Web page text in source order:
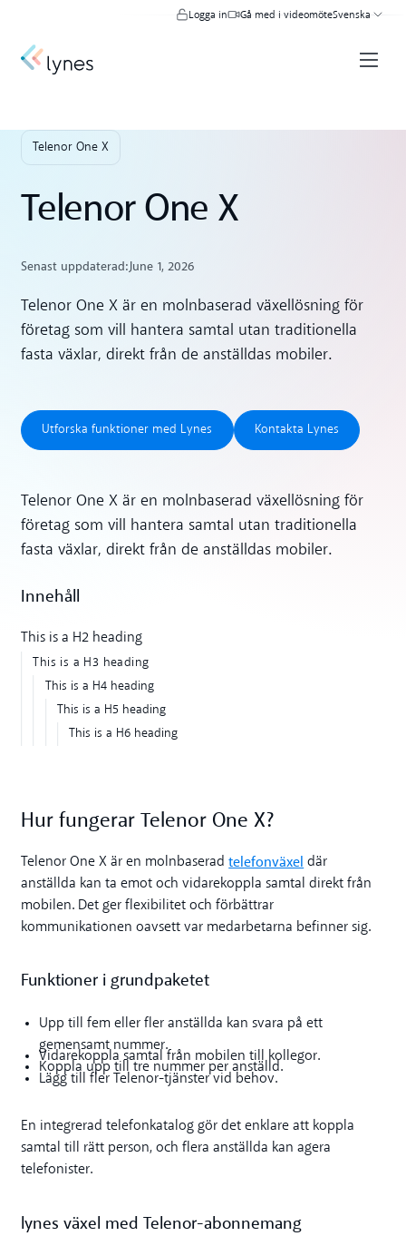
Logga in Gå med i videomöteSvenska
Telenor One X
Telenor One X
Senast uppdaterad:June 1, 2026
Telenor One X är en molnbaserad växellösning för
företag som vill hantera samtal utan traditionella
fasta växlar, direkt från de anställdas mobiler.
Utforska funktioner med Lynes
Utforska funktioner med Lynes
Kontakta Lynes
Kontakta Lynes
Telenor One X är en molnbaserad växellösning för
företag som vill hantera samtal utan traditionella
fasta växlar, direkt från de anställdas mobiler.
Innehåll
This is a H2 heading
This is a H3 heading
This is a H4 heading
This is a H5 heading
This is a H6 heading
Hur fungerar Telenor One X?
Telenor One X är en molnbaseradtelefonväxel där
anställda kan ta emot och vidarekoppla samtal direkt från
mobilen. Det ger flexibilitet och förbättrar
kommunikationen oavsett var medarbetarna befinner sig.
Funktioner i grundpaketet
Upp till fem eller fler anställda kan svara på ett
gemensamt nummer.
Vidarekoppla samtal från mobilen till kollegor.
Koppla upp till tre nummer per anställd.
Lägg till fler Telenor-tjänster vid behov.
En integrerad telefonkatalog gör det enklare att koppla
samtal till rätt person, och flera anställda kan agera
telefonister.
lynes växel med Telenor-abonnemang